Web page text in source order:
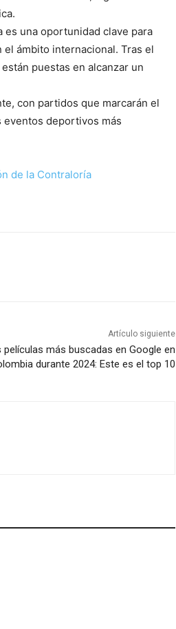
una oportunidad clave para
ámbito internacional. Tras el
puestas en alcanzar un
con partidos que marcarán el
eventos deportivos más
de la Contraloría
Artículo siguiente
películas más buscadas en Google en
durante 2024: Este es el top 10